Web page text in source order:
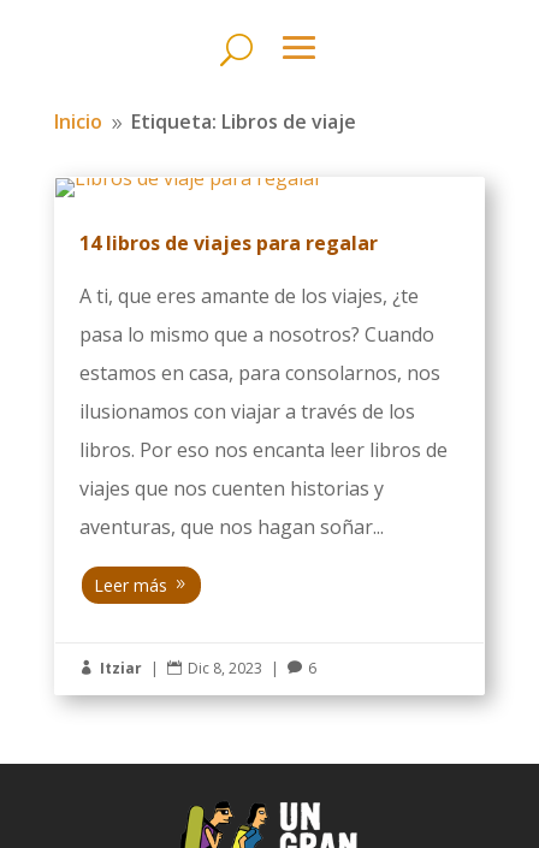
Inicio 9 Etiqueta: Libros de viaje
14 libros de viajes para regalar
A ti, que eres amante de los viajes, ¿te
pasa lo mismo que a nosotros? Cuando
estamos en casa, para consolarnos, nos
ilusionamos con viajar a través de los
libros. Por eso nos encanta leer libros de
viajes que nos cuenten historias y
aventuras, que nos hagan soñar...
Leer más
 Itziar |  Dic 8, 2023 |  6